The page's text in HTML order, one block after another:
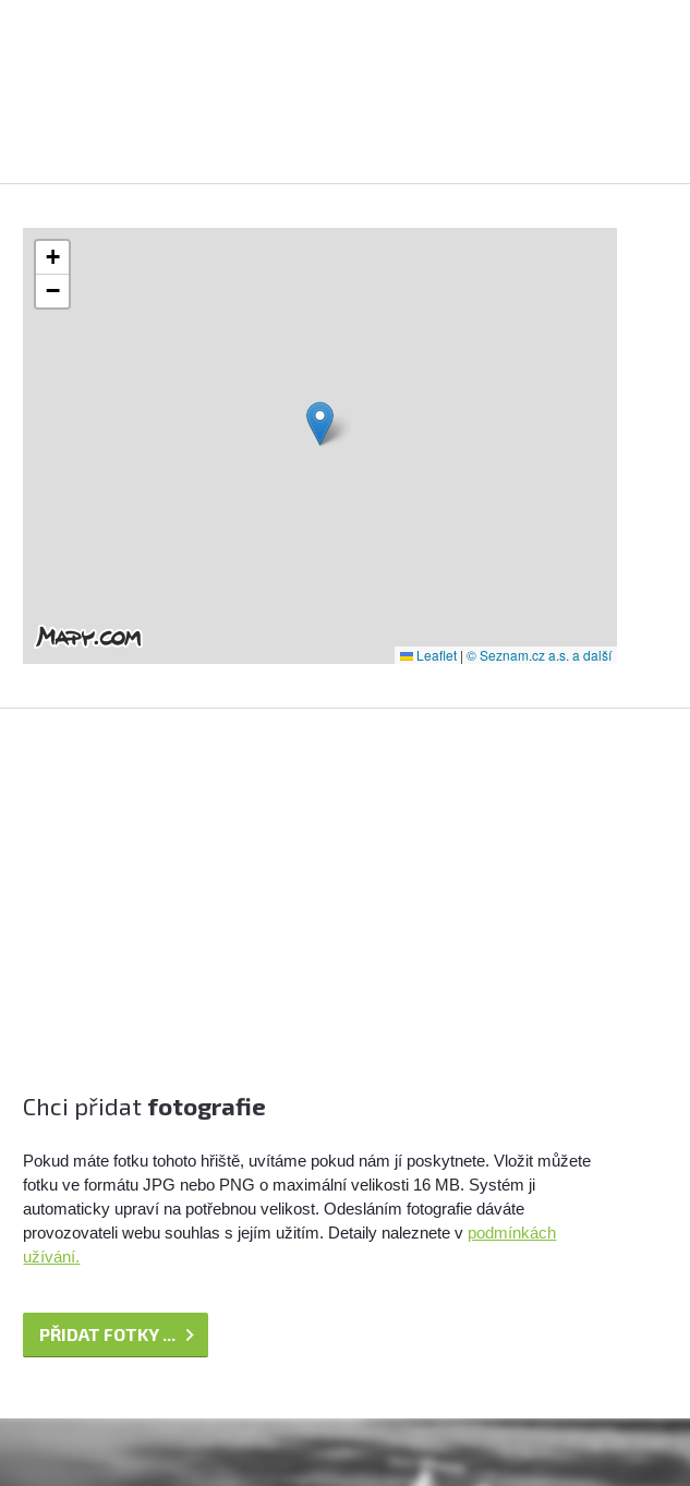
+
−
Leaflet | © Seznam.cz a.s. a další
Chci přidat fotografie
Pokud máte fotku tohoto hřiště, uvítáme pokud nám jí poskytnete. Vložit můžete
fotku ve formátu JPG nebo PNG o maximální velikosti 16 MB. Systém ji
automaticky upraví na potřebnou velikost. Odesláním fotografie dáváte
provozovateli webu souhlas s jejím užitím. Detaily naleznete v podmínkách
užívání.
PŘIDAT FOTKY ...